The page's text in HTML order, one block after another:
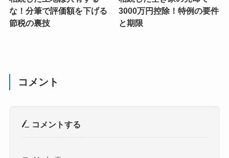
な！分筆で評価額を下げる
節税の裏技
3000万円控除！特例の要件
と期限
コメント
コメントする